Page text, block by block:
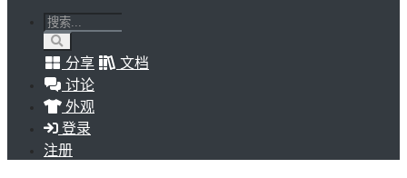
分享
文档
讨论
外观
登录
注册